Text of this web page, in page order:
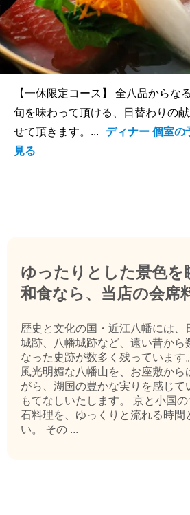
【一休限定コース】 全八品からな
旬を味わって頂ける、日替わりの
せて頂きます。...
ディナー 個室の
見る
ゆったりとした景色を
和食なら、当店の会席
歴史と文化の国・近江八幡には、
城跡、八幡城跡など、遠い昔から
なった史跡が数多く残っています
風光明媚な八幡山を、お座敷から
がら、湖国の豊かな実りを感じて
もてなしいたします。 京と小国
石料理を、ゆっくりと流れる時間
い。 その ...